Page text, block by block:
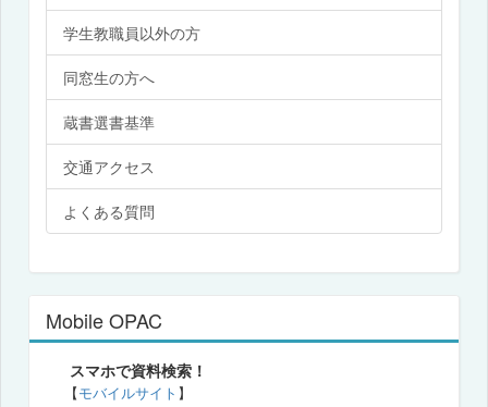
学生教職員以外の方
同窓生の方へ
蔵書選書基準
交通アクセス
よくある質問
Mobile OPAC
スマホで資料検索！
【モバイルサイト 】